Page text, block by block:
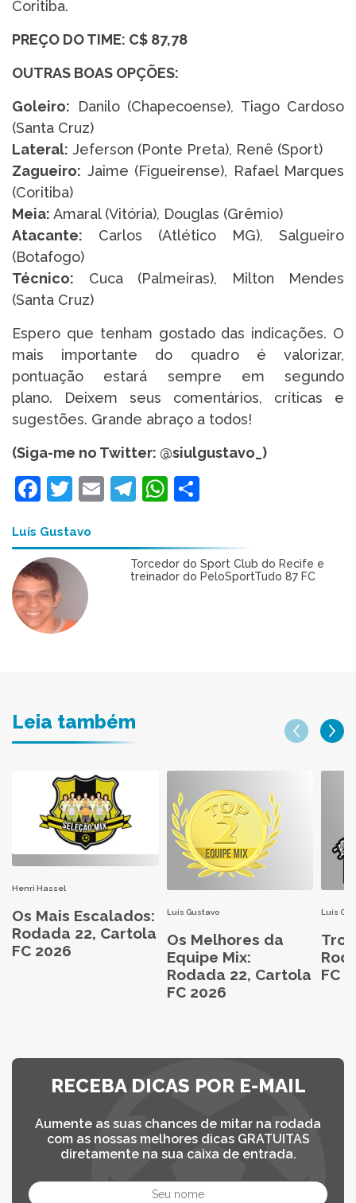
Coritiba.
PREÇO DO TIME: C$ 87,78
OUTRAS BOAS OPÇÕES:
Goleiro: Danilo (Chapecoense), Tiago Cardoso
(Santa Cruz)
Lateral: Jeferson (Ponte Preta), Renê (Sport)
Zagueiro: Jaime (Figueirense), Rafael Marques
(Coritiba)
Meia: Amaral (Vitória), Douglas (Grêmio)
Atacante: Carlos (Atlético MG), Salgueiro
(Botafogo)
Técnico: Cuca (Palmeiras), Milton Mendes
(Santa Cruz)
Espero que tenham gostado das indicações. O
mais importante do quadro é valorizar,
pontuação estará sempre em segundo
plano. Deixem seus comentários, críticas e
sugestões. Grande abraço a todos!
(Siga-me no Twitter: @siulgustavo_)
Facebook
Twitter
EmailTelegram
WhatsApp
Luís Gustavo
Torcedor do Sport Club do Recife e
treinador do PeloSportTudo 87 FC
Leia também
Henri Hassel
Os Mais Escalados:
Rodada 22, Cartola
FC 2026
Luís Gustavo
Os Melhores da
Equipe Mix:
Rodada 22, Cartola
FC 2026
Luís
FC
RECEBA DICAS POR E-MAIL
Aumente as suas chances de mitar na rodada
com as nossas melhores dicas GRATUITAS
diretamente na sua caixa de entrada.